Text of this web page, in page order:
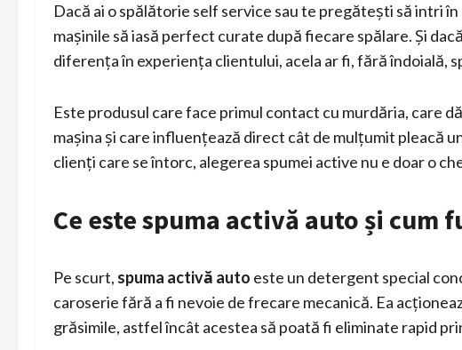
Dacă ai o spălătorie self service sau te pregătești să intri
mașinile să iasă perfect curate după fiecare spălare. Și
diferența în experiența clientului, acela ar fi, fără îndoială,
Este produsul care face primul contact cu murdăria, care
mașina și care influențează direct cât de mulțumit pleacă
clienți care se întorc, alegerea spumei active nu e doar o
Ce este spuma activă auto și cum
Pe scurt, spuma activă auto este un detergent special
caroserie fără a fi nevoie de frecare mecanică. Ea
grăsimile, astfel încât acestea să poată fi eliminate rapid